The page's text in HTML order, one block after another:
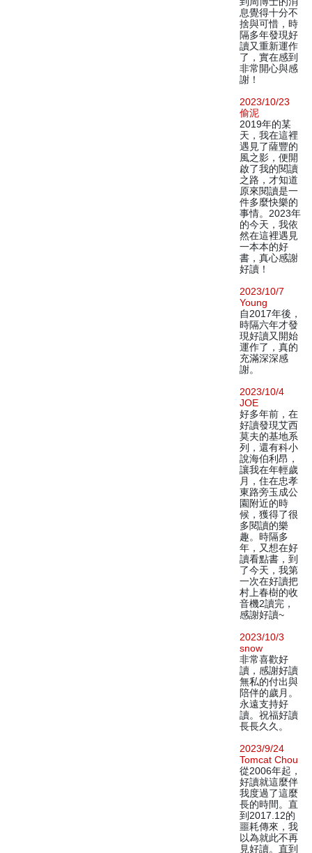
息覺得十分不
捨與可惜，時
隔多年發現好
讀又重新運作
了，實在感到
非常開心與感
謝！
2023/10/23
偷泥
2019年的某
天，我在這裡
遇見了薩豐的
風之影，便開
啟了我的閱讀
之路，才知道
原來閱讀是一
件多麼快樂的
事情。2023年
的今天，我依
然在這裡遇見
一本本的好
書，真心感謝
好讀！
2023/10/7
Young
自2017年後，
時隔六年才發
現好讀又開始
運作了，真的
充滿深深感
謝。
2023/10/4
JOE
好多年前，在
好讀發現艾西
莫夫的基地系
列，還有科小
說海伯利昂，
讓我在年輕歲
月，住在忠孝
東路旁玉成公
園附近的時
候，獲得了很
多閱讀的樂
趣。時隔多
年，又想在好
讀看點書，到
了今天，我第
一次在好讀把
村上春樹的收
音機2讀完，
感謝好讀~
2023/10/3
snow
非常喜歡好
讀，感謝好讀
無私的付出與
陪伴的歲月。
永遠支持好
讀。祝福好讀
長長久久。
2023/9/24
Tomcat Chou
從2006年起，
好讀就這麼伴
我度過了這麼
長的時間。直
到2017.12的
噩耗傳來，我
以為就此不再
見好讀。直到